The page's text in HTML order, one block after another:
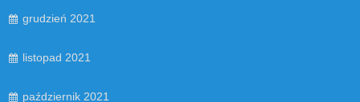
grudzień 2021
listopad 2021
październik 2021